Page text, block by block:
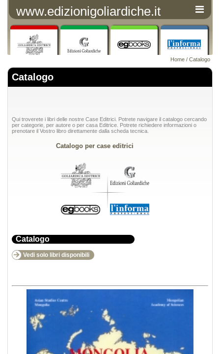
www.edizionigoliardiche.it
Home / Catalogo
Catalogo
Qui troverete i libri delle nostre Case Editrici. Potrete navigare il catalogo cercando
per categorie, per autore o per casa Editrice. Potrete richiedere informazioni o
prenotare il Vostro libro direttamente dalla scheda tecnica.
Catalogo per case editrici
Catalogo
Vedi solo libri disponibili